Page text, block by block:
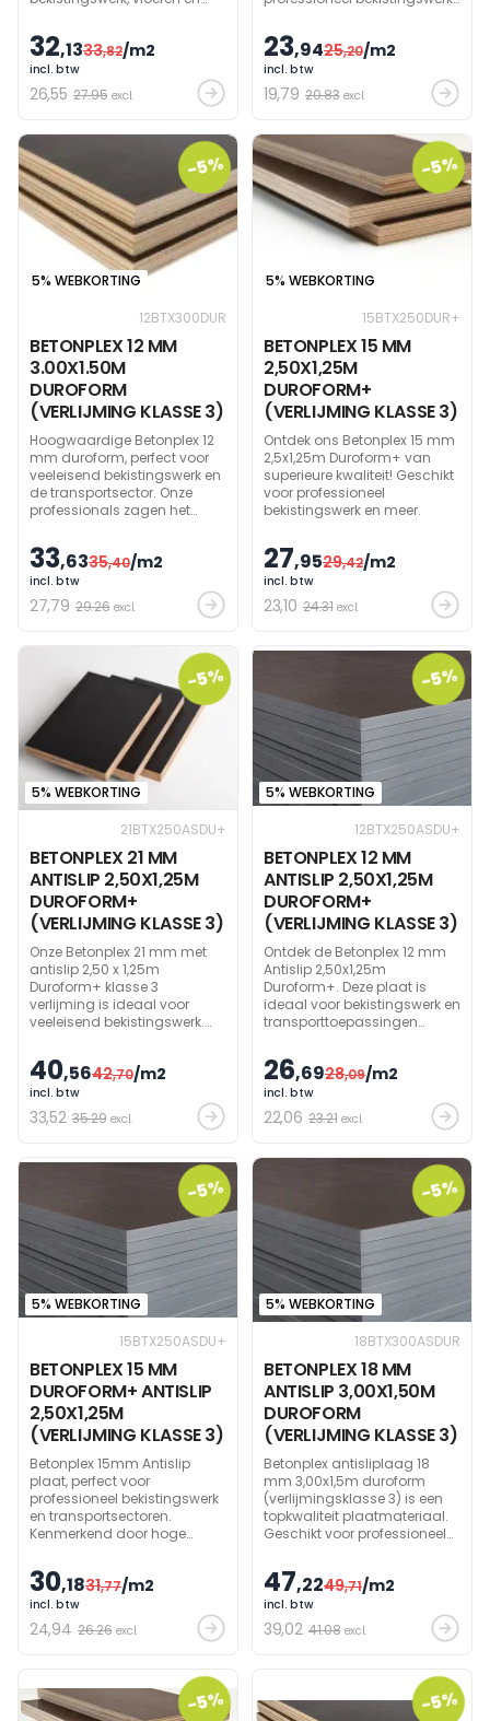
32,1333,82/m2
incl. btw
26,55 27.95 excl.
transportsector.
23,9425,20/m2
incl. btw
19,79 20.83 excl.
-5%
5% WEBKORTING
12BTX300DUR
BETONPLEX 12 MM
3.00X1.50M
DUROFORM
(VERLIJMING KLASSE 3)
Hoogwaardige Betonplex 12
mm duroform, perfect voor
veeleisend bekistingswerk en
de transportsector. Onze
professionals zagen het
maten.
33,6335,40/m2
incl. btw
27,79 29.26 excl.
-5%
5% WEBKORTING
15BTX250DUR+
BETONPLEX 15 MM
2,50X1,25M
DUROFORM+
(VERLIJMING KLASSE 3)
Ontdek ons Betonplex 15 mm
2,5x1,25m Duroform+ van
superieure kwaliteit! Geschikt
voor professioneel
bekistingswerk en meer.
27,9529,42/m2
incl. btw
23,10 24.31 excl.
-5%
5% WEBKORTING
21BTX250ASDU+
BETONPLEX 21 MM
ANTISLIP 2,50X1,25M
DUROFORM+
(VERLIJMING KLASSE 3)
Onze Betonplex 21 mm met
antislip 2,50 x 1,25m
Duroform+ klasse 3
verlijming is ideaal voor
veeleisend bekistingswerk.
donkerbruine 240 grams
Dynea fenolfilm, is deze
betonplex uitzonderlijk
stabiel.
40,5642,70/m2
incl. btw
33,52 35.29 excl.
-5%
5% WEBKORTING
12BTX250ASDU+
BETONPLEX 12 MM
ANTISLIP 2,50X1,25M
DUROFORM+
(VERLIJMING KLASSE 3)
Ontdek de Betonplex 12 mm
Antislip 2,50x1,25m
Duroform+. Deze plaat is
ideaal voor bekistingswerk en
transporttoepassingen
hardhout en de superieure
densiteit.
26,6928,09/m2
incl. btw
22,06 23.21 excl.
-5%
5% WEBKORTING
15BTX250ASDU+
BETONPLEX 15 MM
DUROFORM+ ANTISLIP
2,50X1,25M
(VERLIJMING KLASSE 3)
Betonplex 15mm Antislip
plaat, perfect voor
professioneel bekistingswerk
en transportsectoren.
Kenmerkend door hoge
stabiliteit.
30,1831,77/m2
incl. btw
24,94 26.26 excl.
-5%
5% WEBKORTING
18BTX300ASDUR
BETONPLEX 18 MM
ANTISLIP 3,00X1,50M
DUROFORM
(VERLIJMING KLASSE 3)
Betonplex antisliplaag 18
mm 3,00x1,5m duroform
(verlijmingsklasse 3) is een
topkwaliteit plaatmateriaal.
Geschikt voor professioneel
podia, aanhangwagens,
trailer en kan op maat
gezaagd worden.
47,2249,71/m2
incl. btw
39,02 41.08 excl.
-5% -5%